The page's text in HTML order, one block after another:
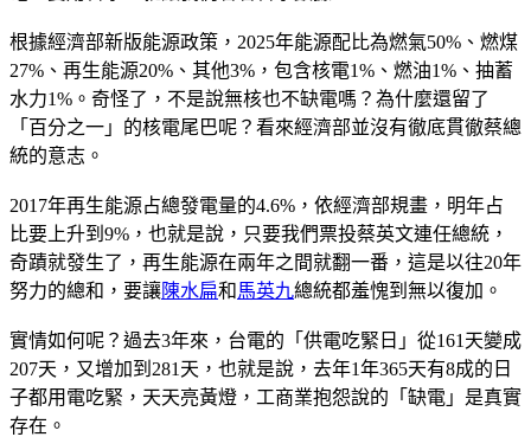
根據經濟部新版能源政策，2025年能源配比為燃氣50%、燃煤
27%、再生能源20%、其他3%，包含核電1%、燃油1%、抽蓄
水力1%。奇怪了，不是說無核也不缺電嗎？為什麼還留了
「百分之一」的核電尾巴呢？看來經濟部並沒有徹底貫徹蔡總
統的意志。
2017年再生能源占總發電量的4.6%，依經濟部規畫，明年占
比要上升到9%，也就是說，只要我們票投蔡英文連任總統，
奇蹟就發生了，再生能源在兩年之間就翻一番，這是以往20年
努力的總和，要讓陳水扁和 馬英九總統都羞愧到無以復加。
實情如何呢？過去3年來，台電的「供電吃緊日」從161天變成
207天，又增加到281天，也就是說，去年1年365天有8成的日
子都用電吃緊，天天亮黃燈，工商業抱怨說的「缺電」是真實
存在。